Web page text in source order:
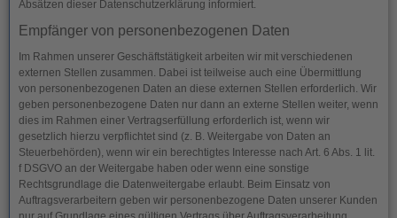
Absätzen dieser Datenschutzerklärung informiert.
Empfänger von personenbezogenen Daten
Im Rahmen unserer Geschäftstätigkeit arbeiten wir mit verschiedenen
externen Stellen zusammen. Dabei ist teilweise auch eine Übermittlung
von personenbezogenen Daten an diese externen Stellen erforderlich. Wir
geben personenbezogene Daten nur dann an externe Stellen weiter, wenn
dies im Rahmen einer Vertragserfüllung erforderlich ist, wenn wir
gesetzlich hierzu verpflichtet sind (z. B. Weitergabe von Daten an
Steuerbehörden), wenn wir ein berechtigtes Interesse nach Art. 6 Abs. 1 lit.
f DSGVO an der Weitergabe haben oder wenn eine sonstige
Rechtsgrundlage die Datenweitergabe erlaubt. Beim Einsatz von
Auftragsverarbeitern geben wir personenbezogene Daten unserer Kunden